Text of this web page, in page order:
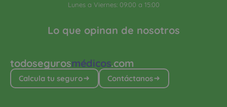
todosegurosmédicos.com
Calcula tu seguro Contáctanos
Lo que opinan de nosotros
Lunes a Viernes: 09:00 a 15:00